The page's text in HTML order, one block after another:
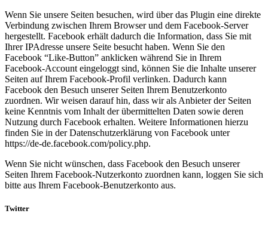
Wenn Sie unsere Seiten besuchen, wird über das Plugin eine direkte
Verbindung zwischen Ihrem Browser und dem Facebook-Server
hergestellt. Facebook erhält dadurch die Information, dass Sie mit
Ihrer IPAdresse unsere Seite besucht haben. Wenn Sie den
Facebook “Like-Button” anklicken während Sie in Ihrem
Facebook-Account eingeloggt sind, können Sie die Inhalte unserer
Seiten auf Ihrem Facebook-Profil verlinken. Dadurch kann
Facebook den Besuch unserer Seiten Ihrem Benutzerkonto
zuordnen. Wir weisen darauf hin, dass wir als Anbieter der Seiten
keine Kenntnis vom Inhalt der übermittelten Daten sowie deren
Nutzung durch Facebook erhalten. Weitere Informationen hierzu
finden Sie in der Datenschutzerklärung von Facebook unter
https://de-de.facebook.com/policy.php.
Wenn Sie nicht wünschen, dass Facebook den Besuch unserer
Seiten Ihrem Facebook-Nutzerkonto zuordnen kann, loggen Sie sich
bitte aus Ihrem Facebook-Benutzerkonto aus.
Twitter